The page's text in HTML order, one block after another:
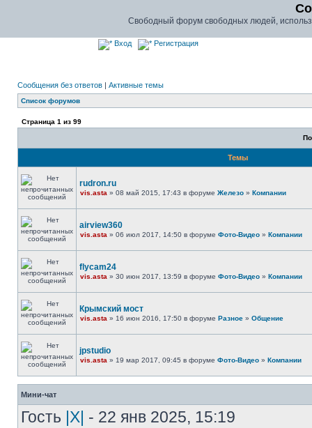
Свободный форум свободных людей,
Вход Регистрация
Сообщения без ответов | Активные темы
Список форумов
Страница 1 из 99
Темы
rudron.ru
vis.asta » 08 май 2015, 17:43 в форуме Железо » Компании
airview360
vis.asta » 06 июл 2017, 14:50 в форуме Фото-Видео » Компании
flycam24
vis.asta » 30 июн 2017, 13:59 в форуме Фото-Видео » Компании
Крымский мост
vis.asta » 16 июн 2016, 17:50 в форуме Разное » Общение
jpstudio
vis.asta » 19 мар 2017, 09:45 в форуме Фото-Видео » Компании
Мини-чат
Гость |X| - 22 янв 2025, 15:19